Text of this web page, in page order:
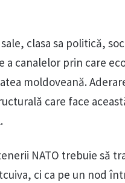
clasa sa politică,
canalelor prin care
moldoveană.
care face
NATO trebuie să
ci ca pe un nod